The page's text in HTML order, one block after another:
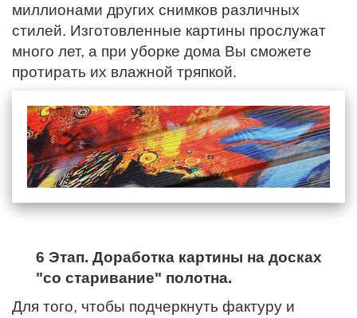
миллионами других снимков различных
стилей. Изготовленные картины прослужат
много лет, а при уборке дома Вы сможете
протирать их влажной тряпкой.
6 Этап. Доработка картины на досках
"со старивание" полотна.
Для того, чтобы подчеркнуть фактуру и